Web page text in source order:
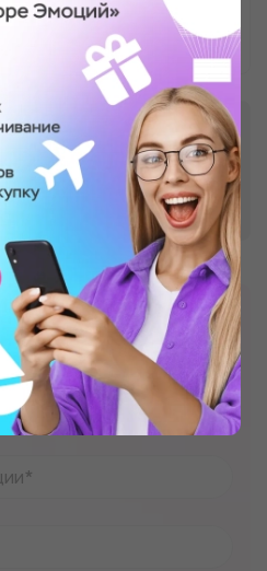
партнеров
стать партнерами
у вас есть
мы приведем к вам